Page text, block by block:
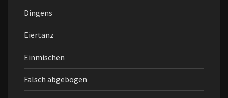
Dingens
Eiertanz
Einmischen
Falsch abgebogen